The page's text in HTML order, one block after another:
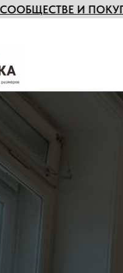
И ПОКУПОК У НАС